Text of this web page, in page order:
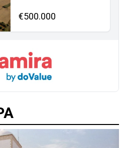
€500.000